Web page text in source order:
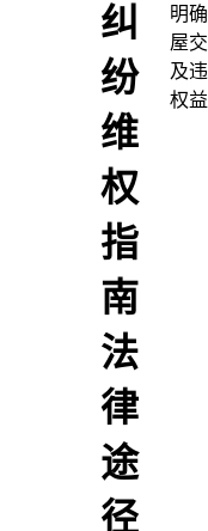
纠
纷
维
权
指
南
法
律
途
径
明
屋
及
权益